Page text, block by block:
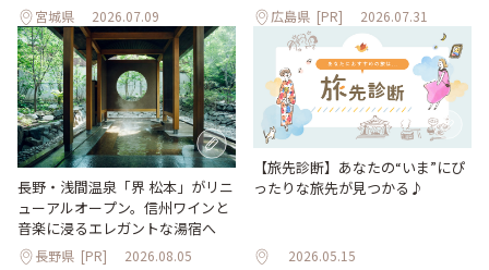
宮城県 2026.07.09 広島県 [PR] 2026.07.31
長野・浅間温泉「界 松本」がリニ
ューアルオープン。信州ワインと
音楽に浸るエレガントな湯宿へ
長野県 [PR] 2026.08.05
【旅先診断】あなたの“いま”にぴ
ったりな旅先が見つかる♪
2026.05.15